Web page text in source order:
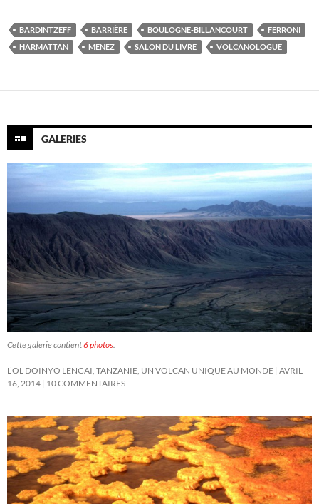
BARDINTZEFF BARRIÈRE BOULOGNE-BILLANCOURT
FERRONI
HARMATTAN
MENEZ SALON DU LIVRE VOLCANOLOGUE
GALERIES
Cette galerie contient6 photos
L’OL DOINYO LENGAI, TANZANIE, UN VOLCAN UNIQUE AU MONDE AVRIL
16, 2014 10 COMMENTAIRES